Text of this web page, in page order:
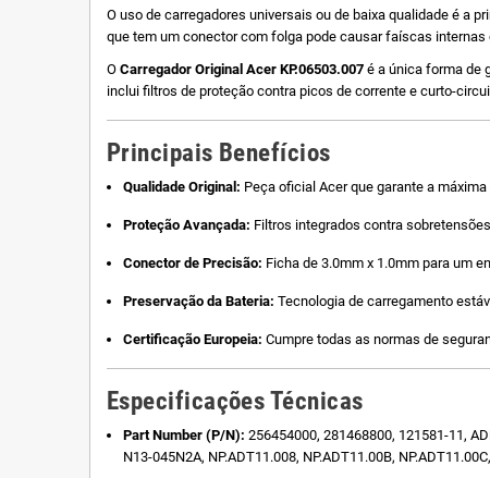
O uso de carregadores universais ou de baixa qualidade é a
que tem um conector com folga pode causar faíscas
O Carregador Original Acer KP.06503.007 é a única forma de
inclui filtros de proteção contra picos de corrente e curto-
Principais Benefícios
Qualidade Original: Peça oficial Acer que garante a
Proteção Avançada: Filtros integrados contra
Conector de Precisão: Ficha de 3.0mm x 1.0mm para um
Preservação da Bateria: Tecnologia de carregamento
Certificação Europeia: Cumpre todas as normas de
Especificações Técnicas
Part Number (P/N): 256454000, 281468800, 121581-11,
N13-045N2A, NP.ADT11.008, NP.ADT11.00B,